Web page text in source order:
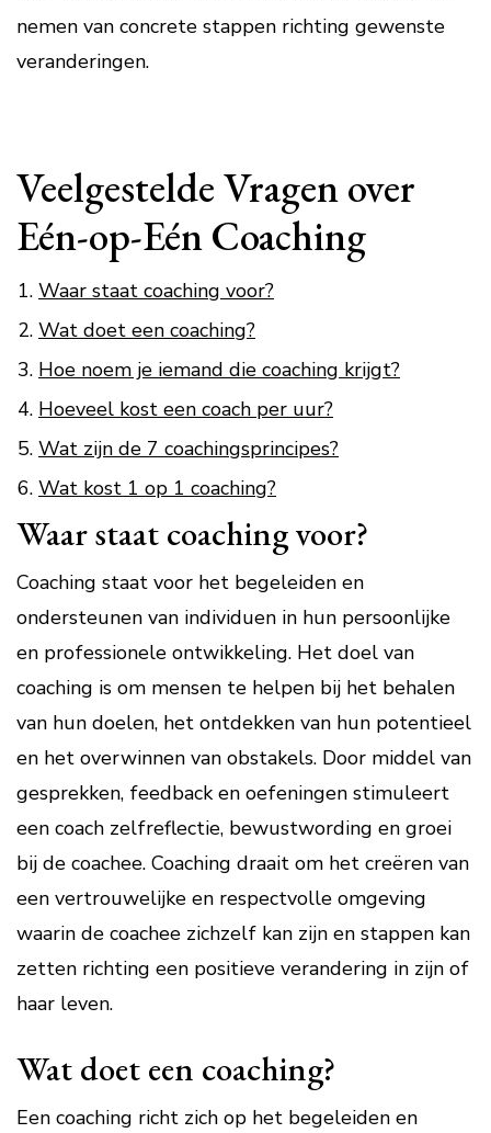
nemen van concrete stappen richting gewenste
veranderingen.
Veelgestelde Vragen over
Eén-op-Eén Coaching
Waar staat coaching voor?
Wat doet een coaching?
Hoe noem je iemand die coaching krijgt?
Hoeveel kost een coach per uur?
Wat zijn de 7 coachingsprincipes?
Wat kost 1 op 1 coaching?
Waar staat coaching voor?
Coaching staat voor het begeleiden en
ondersteunen van individuen in hun persoonlijke
en professionele ontwikkeling. Het doel van
coaching is om mensen te helpen bij het behalen
van hun doelen, het ontdekken van hun potentieel
en het overwinnen van obstakels. Door middel van
gesprekken, feedback en oefeningen stimuleert
een coach zelfreflectie, bewustwording en groei
bij de coachee. Coaching draait om het creëren van
een vertrouwelijke en respectvolle omgeving
waarin de coachee zichzelf kan zijn en stappen kan
zetten richting een positieve verandering in zijn of
haar leven.
Wat doet een coaching?
Een coaching richt zich op het begeleiden en